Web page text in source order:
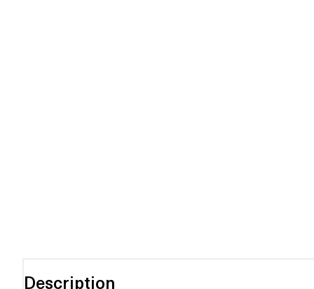
Description